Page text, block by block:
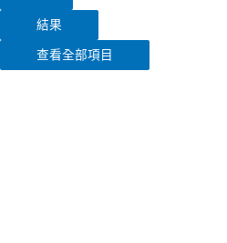
結果
查看全部項目